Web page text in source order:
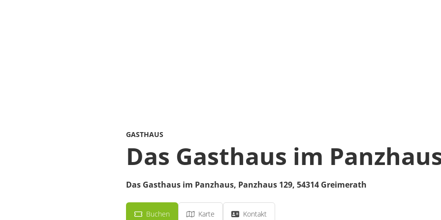
GASTHAUS
Das Gasthaus im
Das Gasthaus im Panzhaus, Panzhaus 129, 54314 Greimerath
Buchen Karte Kontakt